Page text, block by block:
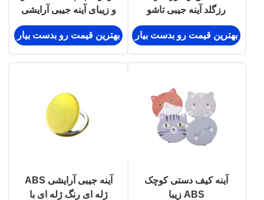
رزگلد آینه جیبی تاشو
حکاکی شده به ضخامت 1
سانتی متر
بهترین قیمت رو بدست بیار
و زیبای آینه جیبی آرایشی
مستطیلی
بهترین قیمت رو بدست بیار
آینه کیف دستی کوچک
ABS زیبا
آینه جیبی آرایشی ABS
ژله ای رنگ ژله ای با